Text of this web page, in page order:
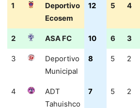
1
Deportivo
Ecosem
12 5 4
2 ASA FC 10 6 3
3
Deportivo
Municipal
8 5 2
4
ADT
Tahuishco
7 5 2